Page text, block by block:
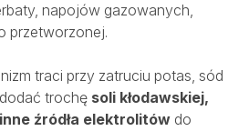
napojów gazowanych,
przetworzonej.
traci przy zatruciu potas, sód
trochę soli kłodawskiej,
źródła elektrolitów do